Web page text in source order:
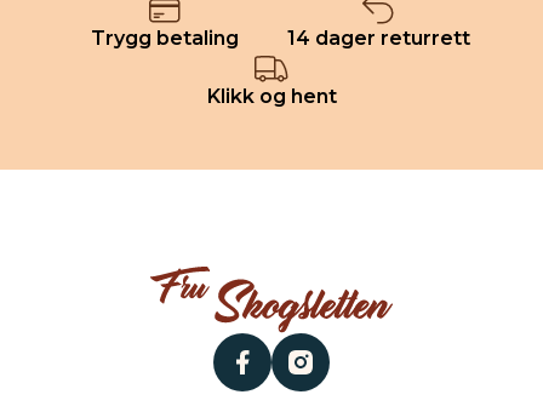
Trygg betaling 14 dager returrett
Klikk og hent
facebookinstagram